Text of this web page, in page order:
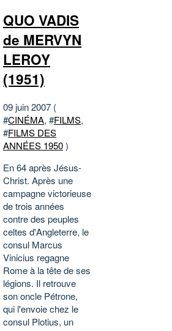
QUO VADIS
de MERVYN
LEROY
(1951)
09 juin 2007 (
#CINÉMA, #FILMS,
#FILMS DES
ANNÉES 1950)
En 64 après Jésus-
Christ. Après une
campagne victorieuse
de trois années
contre des peuples
celtes d'Angleterre, le
consul Marcus
Vinicius regagne
Rome à la tête de ses
légions. Il retrouve
son oncle Pétrone,
qui l'envoie chez le
consul Plotius, un